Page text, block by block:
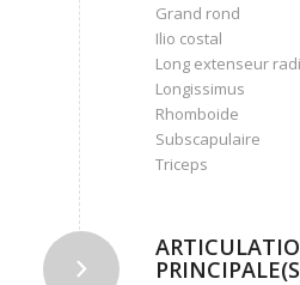
Grand rond
Ilio costal
Long extenseur
Longissimus
Rhomboide
Subscapulaire
Triceps